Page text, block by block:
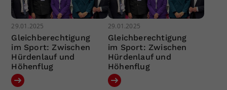
29.01.2025
Gleichberechtigung
im Sport: Zwischen
Hürdenlauf und
Höhenflug
29.01.2025
Gleichberechtigung
im Sport: Zwischen
Hürdenlauf und
Höhenflug